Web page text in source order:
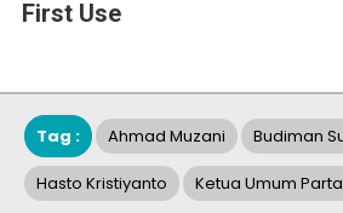
First Use
Tag : Ahmad Muzani Budiman
Hasto Kristiyanto Ketua Umum